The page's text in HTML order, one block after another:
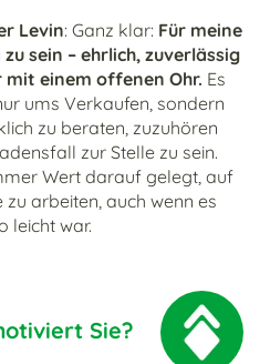
Levin: Ganz klar: Für meine
sein – ehrlich, zuverlässig
mit einem offenen Ohr. Es
ums Verkaufen, sondern
zu beraten, zuzuhören
zur Stelle zu sein.
Wert darauf gelegt, auf
zu arbeiten, auch wenn es
leicht war.
Sie?